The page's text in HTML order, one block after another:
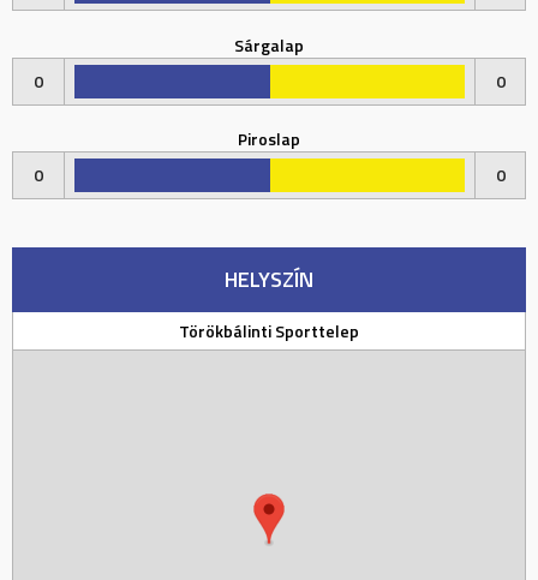
Sárgalap
0
0
Piroslap
0
0
HELYSZÍN
Törökbálinti Sporttelep